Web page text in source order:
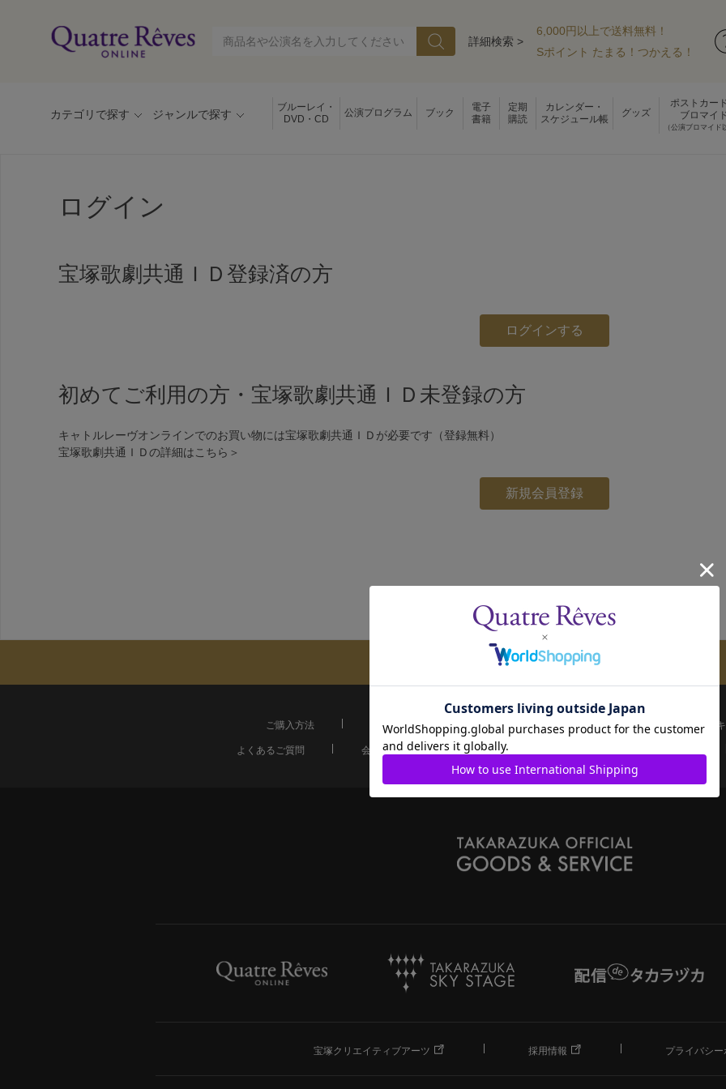
詳細検索 >
6,000円以上で送料無料！
Sポイント たまる！つかえる！
カテゴリで探す ジャンルで探す
ブルーレイ・
DVD・CD
公演プログラム ブック
電子
書籍
定期
購読
カレンダー・
スケジュール帳
グッズ
ポストカー
ブロマイド
（公演ブロマイド
ログイン
宝塚歌劇共通ＩＤ登録済の方
初めてご利用の方・宝塚歌劇共通ＩＤ未登録の方
キャトルレーヴオンラインでのお買い物には宝塚歌劇共通ＩＤが必要です（登録無料）
宝塚歌劇共通ＩＤの詳細は こちら＞
メールマガジンのご案内
ご購入方法 配送について お支払い方法 決済について
よくあるご質問
会員ページ 宝塚歌劇共通ID新規会員登録
宝塚クリエイティブアーツ 採用情報 プライバシ